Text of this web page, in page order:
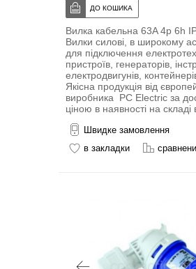
Вилка кабельна 63A 4p 6h
Вилки силові, в широкому
для підключення
пристроїв, генераторів,
електродвигунів, контейнерів
Якісна продукція від
виробника PC Electric за
ціною в наявності на складі
Швидке замовлення
в закладки